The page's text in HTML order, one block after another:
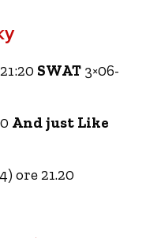
SWAT 3×06-
And just Like
ore 21.20